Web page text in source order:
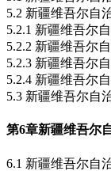
5.2 新疆维吾尔自
5.2.1 新疆维吾尔
5.2.2 新疆维吾尔
5.2.3 新疆维吾尔
5.2.4 新疆维吾尔
5.3 新疆维吾尔自
第6章新疆维吾尔
6.1 新疆维吾尔自